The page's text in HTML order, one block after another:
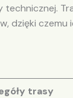
technicznej.
dzięki czemu
trasy